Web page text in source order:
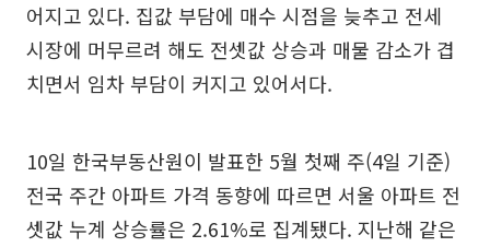
어지고 있다. 집값 부담에 매수 시점을 늦추고 전세
시장에 머무르려 해도 전셋값 상승과 매물 감소가 겹
치면서 임차 부담이 커지고 있어서다.
10일 한국부동산원이 발표한 5월 첫째 주(4일 기준)
전국 주간 아파트 가격 동향에 따르면 서울 아파트 전
셋값 누계 상승률은 2.61%로 집계됐다. 지난해 같은